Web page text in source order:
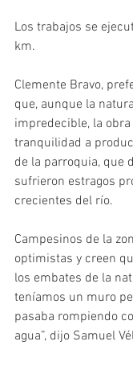
Los trabajos se
km.
Clemente Bravo,
que, aunque la
impredecible, la
tranquilidad a
de la parroquia, que
sufrieron estragos
crecientes del río.
Campesinos de la
optimistas y creen
los embates de la
teníamos un muro
pasaba rompiendo
agua”, dijo Samuel